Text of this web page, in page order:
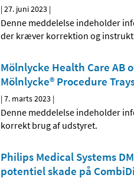
|27. juni 2023 |
Denne meddelelse indeholder
der kræver korrektion og
Mölnlycke Health Care AB
Mölnlycke® Procedure
|7. marts 2023 |
Denne meddelelse indeholder
korrekt brug af udstyret.
Philips Medical Systems
potentiel skade på